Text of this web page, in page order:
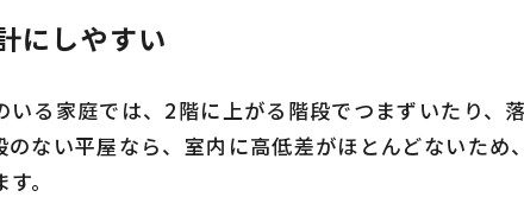
にしやすい
る家庭では、2階に上がる階段でつまずいたり、
ない平屋なら、室内に高低差がほとんどないため
。